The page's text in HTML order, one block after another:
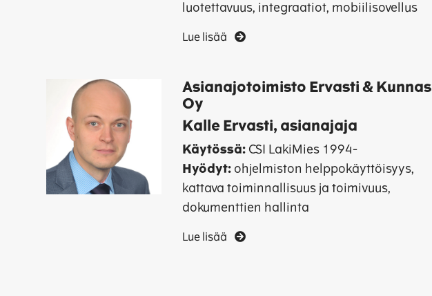
luotettavuus, integraatiot, mobiilisovellus
Lue lisää
Asianajotoimisto Ervasti & Kunnas
Oy
Kalle Ervasti, asianajaja
Käytössä:CSI LakiMies 1994-
Hyödyt: ohjelmiston helppokäyttöisyys,
kattava toiminnallisuus ja toimivuus,
dokumenttien hallinta
Lue lisää